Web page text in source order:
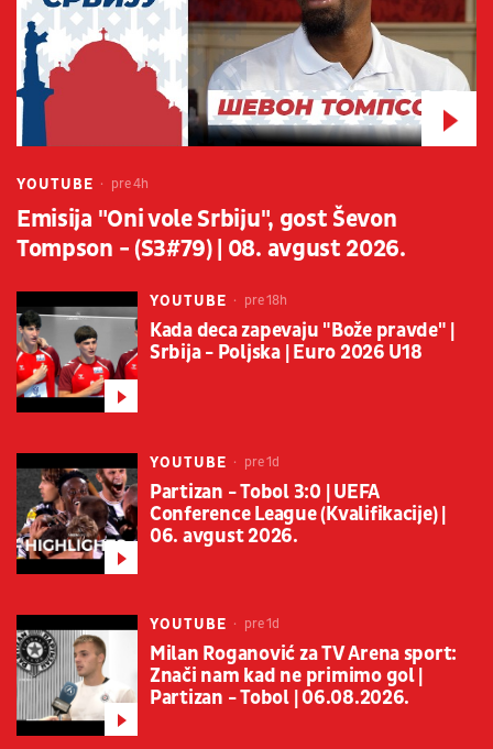
YOUTUBE pre 4h
Emisija "Oni vole Srbiju", gost Ševon
Tompson - (S3#79) | 08. avgust 2026.
YOUTUBE pre 18h
Kada deca zapevaju "Bože pravde" |
Srbija - Poljska | Euro 2026 U18
YOUTUBE pre 1d
Partizan - Tobol 3:0 | UEFA
Conference League (Kvalifikacije) |
06. avgust 2026.
YOUTUBE pre 1d
Milan Roganović za TV Arena sport:
Znači nam kad ne primimo gol |
Partizan - Tobol | 06.08.2026.